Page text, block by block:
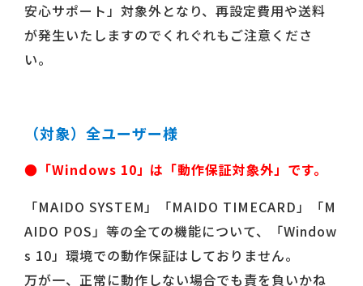
安心サポート」対象外となり、再設定費用や送料
が発生いたしますのでくれぐれもご注意くださ
い。
（対象）全ユーザー様
●「Windows 10」は「動作保証対象外」です。
「MAIDO SYSTEM」「MAIDO TIMECARD」「M
AIDO POS」等の全ての機能について、「Window
s 10」環境での動作保証はしておりません。
万が一、正常に動作しない場合でも責を負いかね